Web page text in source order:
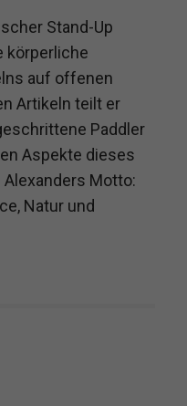
Stand-Up
körperliche
auf offenen
Artikeln teilt er
Paddler
Aspekte dieses
Motto:
Natur und